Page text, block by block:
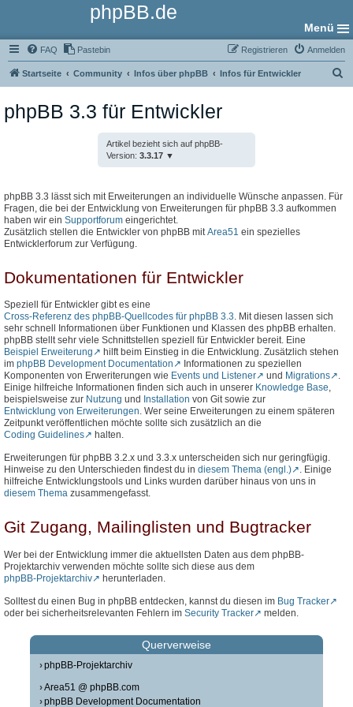
phpBB.de
Menü
FAQ Pastebin Anmelden
Registrieren
Startseite Community Infos über phpBB Infos für Entwickler
phpBB 3.3 für Entwickler
Artikel bezieht sich auf phpBB-
Version: 3.3.17
phpBB 3.3 lässt sich mit Erweiterungen an individuelle Wünsche anpassen. Für
Fragen, die bei der Entwicklung von Erweiterungen für phpBB 3.3 aufkommen
haben wir ein Supportforum eingerichtet.
Zusätzlich stellen die Entwickler von phpBB mit Area51 ein spezielles
Entwicklerforum zur Verfügung.
Dokumentationen für Entwickler
Speziell für Entwickler gibt es eine
Cross-Referenz des phpBB-Quellcodes für phpBB 3.3. Mit diesen lassen sich
sehr schnell Informationen über Funktionen und Klassen des phpBB erhalten.
phpBB stellt sehr viele Schnittstellen speziell für Entwickler bereit. Eine
Beispiel Erweiterung
hilft beim Einstieg in die Entwicklung. Zusätzlich stehen
im phpBB Development Documentation
Informationen zu speziellen
Komponenten von Erweriterungen wie Events und Listener und Migrations
.
Einige hilfreiche Informationen finden sich auch in unserer Knowledge Base,
beispielsweise zur Nutzung und Installation von Git sowie zur
Entwicklung von Erweiterungen. Wer seine Erweiterungen zu einem späteren
Zeitpunkt veröffentlichen möchte sollte sich zusätzlich an die
Coding Guidelines
halten.
Erweiterungen für phpBB 3.2.x und 3.3.x unterscheiden sich nur geringfügig.
Hinweise zu den Unterschieden findest du in diesem Thema (engl.)
. Einige
hilfreiche Entwicklungstools und Links wurden darüber hinaus von uns in
diesem Thema zusammengefasst.
Git Zugang, Mailinglisten und Bugtracker
Wer bei der Entwicklung immer die aktuellsten Daten aus dem phpBB-
Projektarchiv verwenden möchte sollte sich diese aus dem
phpBB-Projektarchiv
herunterladen.
Solltest du einen Bug in phpBB entdecken, kannst du diesen im Bug Tracker
oder bei sicherheitsrelevanten Fehlern im Security Tracker melden.
Querverweise
phpBB-Projektarchiv
Area51 @ phpBB.com
phpBB Development Documentation